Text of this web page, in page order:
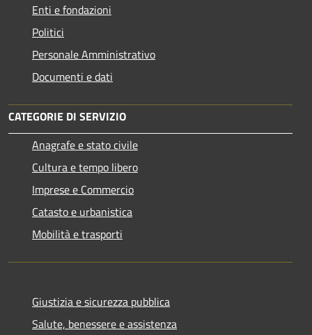
Enti e fondazioni
Politici
Personale Amministrativo
Documenti e dati
CATEGORIE DI SERVIZIO
Anagrafe e stato civile
Cultura e tempo libero
Imprese e Commercio
Catasto e urbanistica
Mobilità e trasporti
Giustizia e sicurezza pubblica
Salute, benessere e assistenza